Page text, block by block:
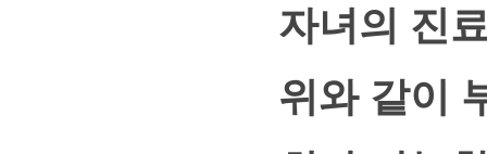
자녀의 진
위와 같이